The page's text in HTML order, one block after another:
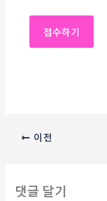
이전
댓글 달기